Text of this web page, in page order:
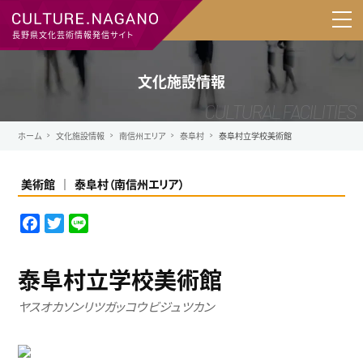
長野県文化芸術情報発信サイト
文化施設情報
ホーム 文化施設情報 南信州エリア 泰阜村 泰阜村立学校美術館
美術館 泰阜村（南信州エリア）
F
e
b
T
t
t
e
泰阜村立学校美術館
ヤスオカソンリツガッコウビジュツカン